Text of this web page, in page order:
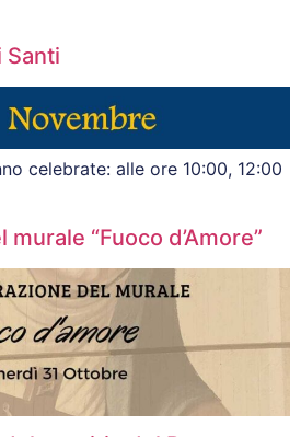
Santi
celebrate: alle ore 10:00, 12:00
“Fuoco d’Amore”